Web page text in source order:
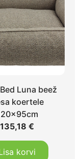
Luna beež
koertele
135,18€
korvi